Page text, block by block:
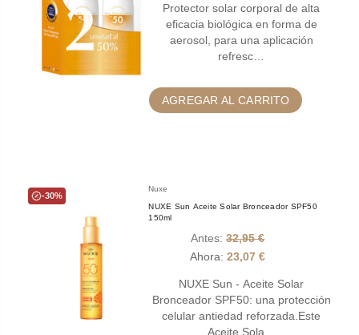
Protector solar corporal de alta
eficacia biológica en forma de
aerosol, para una aplicación
refresc…
AGREGAR AL CARRITO
-30%
Nuxe
NUXE Sun Aceite Solar Bronceador SPF50
150ml
Antes: 32,95 €
Ahora: 23,07 €
NUXE Sun - Aceite Solar
Bronceador SPF50: una protección
celular antiedad reforzada.Este
Aceite Sola…